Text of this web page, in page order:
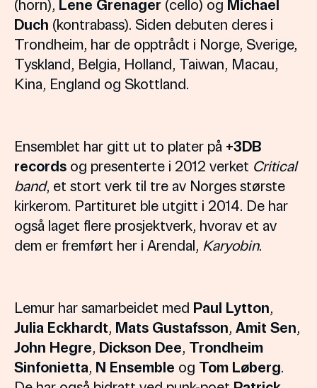
(horn), Lene Grenager (cello) og Michael
Duch (kontrabass). Siden debuten deres i
Trondheim, har de opptrådt i Norge, Sverige,
Tyskland, Belgia, Holland, Taiwan, Macau,
Kina, England og Skottland.
Ensemblet har gitt ut to plater på +3DB
records og presenterte i 2012 verket Critical
band, et stort verk til tre av Norges største
kirkerom. Partituret ble utgitt i 2014. De har
også laget flere prosjektverk, hvorav et av
dem er fremført her i Arendal, Karyobin.
Lemur har samarbeidet med Paul Lytton,
Julia Eckhardt, Mats Gustafsson, Amit Sen,
John Hegre, Dickson Dee, Trondheim
Sinfonietta, N Ensemble og Tom Løberg.